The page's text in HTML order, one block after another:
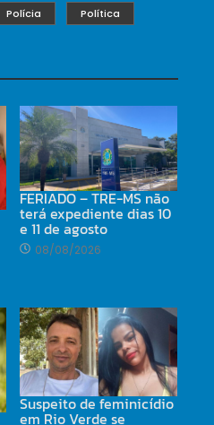
Polícia Política
FERIADO – TRE-MS não
terá expediente dias 10
e 11 de agosto
08/08/2026
Suspeito de feminicídio
em Rio Verde se